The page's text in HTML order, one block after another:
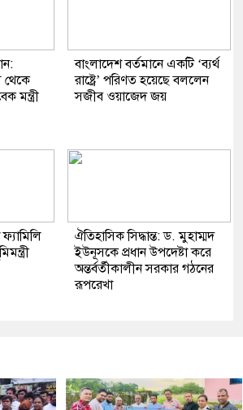
থেকে
মন্ত্রী
বাংলাদেশ বর্তমানে একটি ‘ব্যর্থ
রাষ্ট্রে’ পরিণত হয়েছে বললেন
সজীব ওয়াজেদ জয়
ঐতিহাসিক সিদ্ধান্ত: ড. মুহাম্মদ
ইউনূসকে প্রধান উপদেষ্টা করে
অন্তর্বর্তীকালীন সরকার গঠনের
রূপরেখা